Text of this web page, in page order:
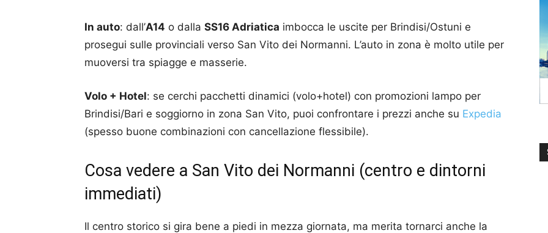
In auto: dall’A14 o dalla SS16 Adriatica imbocca le uscite per Brindisi/Ostuni e
prosegui sulle provinciali verso San Vito dei Normanni. L’auto in zona è molto utile per
muoversi tra spiagge e masserie.
Volo + Hotel: se cerchi pacchetti dinamici (volo+hotel) con promozioni lampo per
Brindisi/Bari e soggiorno in zona San Vito, puoi confrontare i prezzi anche su Expedia
(spesso buone combinazioni con cancellazione flessibile).
Cosa vedere a San Vito dei Normanni (centro e dintorni
immediati)
Il centro storico si gira bene a piedi in mezza giornata, ma merita tornarci anche la